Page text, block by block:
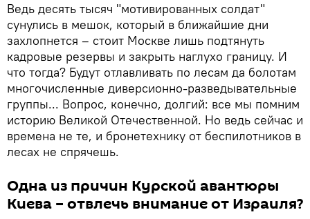
Ведь десять тысяч "мотивированных солдат"
сунулись в мешок, который в ближайшие дни
захлопнется – стоит Москве лишь подтянуть
кадровые резервы и закрыть наглухо границу. И
что тогда? Будут отлавливать по лесам да болотам
многочисленные диверсионно-разведывательные
группы... Вопрос, конечно, долгий: все мы помним
историю Великой Отечественной. Но ведь сейчас и
времена не те, и бронетехнику от беспилотников в
лесах не спрячешь.
Одна из причин Курской авантюры
Киева – отвлечь внимание от Израиля?